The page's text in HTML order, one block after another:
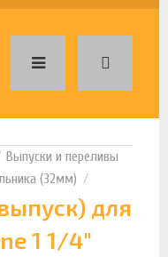
Выпуски и переливы
(32мм)
для
1 1/4"